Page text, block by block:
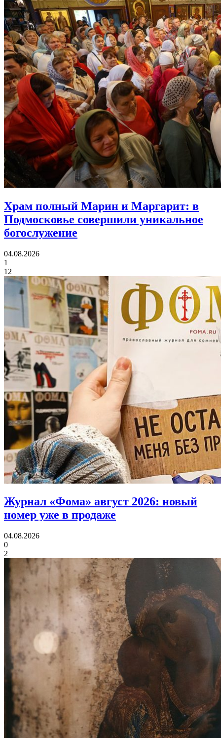
Храм полный Марин и Маргарит: в
Подмосковье совершили уникальное
богослужение
04.08.2026
1
12
Журнал «Фома» август 2026: новый
номер уже в продаже
04.08.2026
0
2